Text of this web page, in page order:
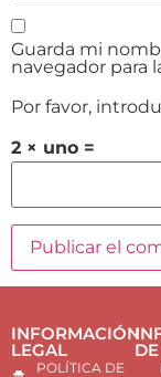
Guarda mi
navegador para
Por favor,
2 × uno =
INFORMACIÓN
LEGAL
POLÍTICA DE